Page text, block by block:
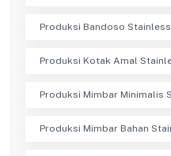
Produksi Bandoso
Produksi Kotak Amal
Produksi Mimbar Minimalis
Produksi Mimbar Bahan